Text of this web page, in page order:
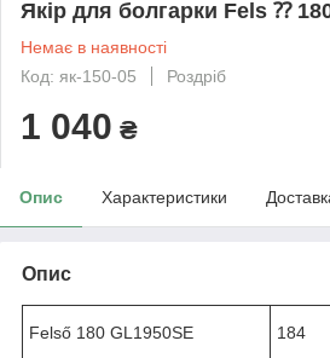
Якір для болгарки Fels ⁇
Немає в наявності
Код: як-150-05
Роздріб
1 040 ₴
Опис Характеристики
Опис
Felső 180 GL1950SE 184